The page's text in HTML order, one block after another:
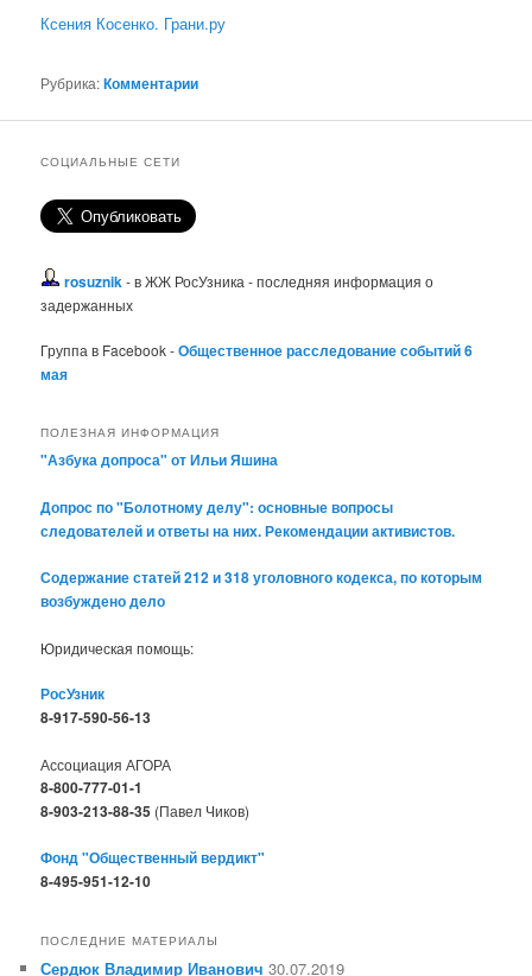
Ксения Косенко. Грани.ру
Рубрика:Комментарии
СОЦИАЛЬНЫЕ СЕТИ
rosuznik - в ЖЖ РосУзника - последняя информация о
задержанных
Группа в Facebook -Общественное расследование событий 6
мая
ПОЛЕЗНАЯ ИНФОРМАЦИЯ
"Азбука допроса" от Ильи Яшина
Допрос по "Болотному делу": основные вопросы
следователей и ответы на них. Рекомендации активистов.
Содержание статей 212 и 318 уголовного кодекса, по которым
возбуждено дело
Юридическая помощь:
РосУзник
8-917-590-56-13
Ассоциация АГОРА
8-800-777-01-1
8-903-213-88-35 (Павел Чиков)
Фонд "Общественный вердикт"
8-495-951-12-10
ПОСЛЕДНИЕ МАТЕРИАЛЫ
Сердюк Владимир Иванович 30.07.2019